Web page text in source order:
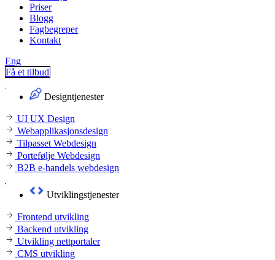
Priser
Blogg
Fagbegreper
Kontakt
Eng
Få et tilbud
Designtjenester
UI UX Design
Webapplikasjonsdesign
Tilpasset Webdesign
Portefølje Webdesign
B2B e-handels webdesign
Utviklingstjenester
Frontend utvikling
Backend utvikling
Utvikling nettportaler
CMS utvikling